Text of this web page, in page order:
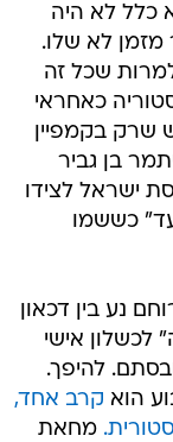
כלל לא היה
לא שלו.
למרות שכל זה
כאחראי
שרק בקמפיין
בן גביר
ישראל לצידו
כששמו
נע בין דכאון
לכשלון אישי
להיפך.
הוא קרב אחד,
מחאת